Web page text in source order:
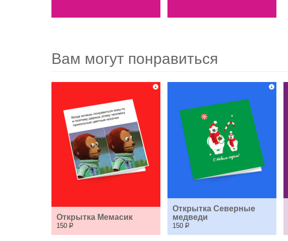
Вам могут понравиться
Открытка Мемасик
150 Р
Открытка Северные
медведи
150 Р